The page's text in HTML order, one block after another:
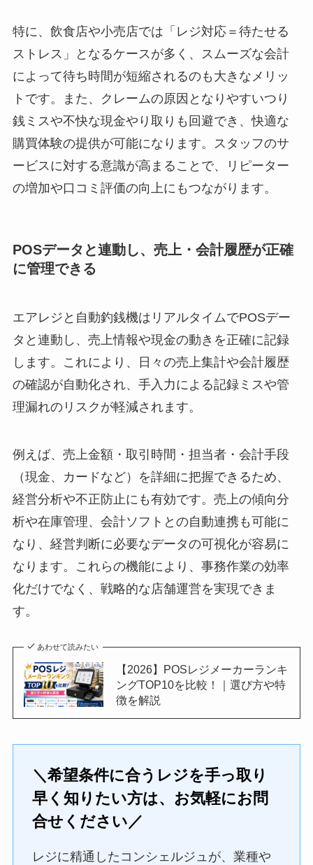
特に、飲食店や小売店では「レジ対応＝待たせる
ストレス」となるケースが多く、スムーズな会計
によって待ち時間が短縮されるのも大きなメリッ
トです。また、クレームの原因となりやすいつり
銭ミスや不快な現金やり取りも回避でき、快適な
購買体験の提供が可能になります。スタッフのサ
ービスに対する意識が高まることで、リピーター
の増加や口コミ評価の向上にもつながります。
POSデータと連動し、売上・会計履歴が正確
に管理できる
エアレジと自動釣銭機はリアルタイムでPOSデー
タと連動し、売上情報や現金の動きを正確に記録
します。これにより、日々の売上集計や会計履歴
の確認が自動化され、手入力による記録ミスや管
理漏れのリスクが軽減されます。
例えば、売上金額・取引時間・担当者・会計手段
（現金、カードなど）を詳細に把握できるため、
経営分析や不正防止にも有効です。売上の傾向分
析や在庫管理、会計ソフトとの自動連携も可能に
なり、経営判断に必要なデータの可視化が容易に
なります。これらの機能により、事務作業の効率
化だけでなく、戦略的な店舗運営を実現できま
す。
あわせて読みたい
【2026】POSレジメーカーランキ
ングTOP10を比較！｜選び方や特
徴を解説
＼希望条件に合うレジを手っ取り
早く知りたい方は、お気軽にお問
合せください／
レジに精通したコンシェルジュが、業種や